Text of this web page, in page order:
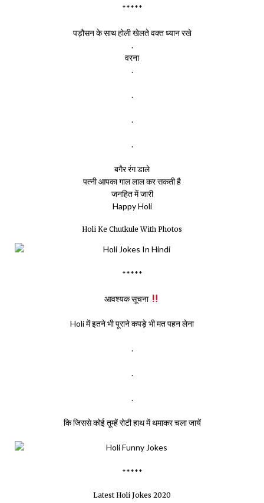
*****
पड़ौसन के साथ होली खेलते वक्त ध्यान रखे
.
वरना
.
.
.
.
बगैर रंग डाले
पत्नी आपका गाल लाल कर सकती है
जनहित में जारी
Happy Holi
Holi Ke Chutkule With Photos
*****
आवश्यक सूचना
Holi में इतने भी पूराने कपड़े भी मत पहन लेना
.
.
.
कि जिससे कोई तूम्हें रोटी हाथ में थमाकर चला जायें
*****
Latest Holi Jokes 2020